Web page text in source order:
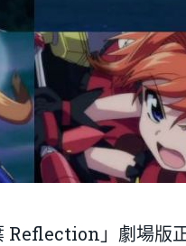
Reflection」劇場版